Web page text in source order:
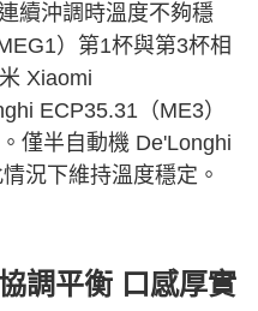
續沖調時溫度不夠穩
）第1杯與第3杯相
Xiaomi
ECP35.31（ME3）
僅半自動機 De'Longhi
況下維持溫度穩定。
調平衡 口感厚實